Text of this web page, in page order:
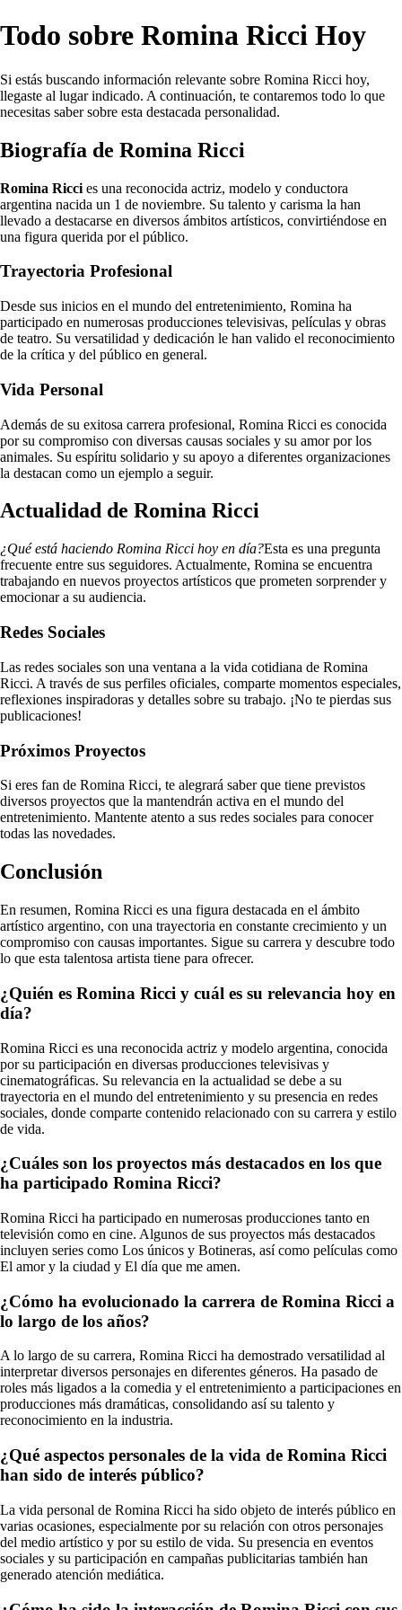
Todo sobre Romina Ricci Hoy
Si estás buscando información relevante sobre Romina Ricci hoy,
llegaste al lugar indicado. A continuación, te contaremos todo lo que
necesitas saber sobre esta destacada personalidad.
Biografía de Romina Ricci
Romina Ricci es una reconocida actriz, modelo y conductora
argentina nacida un 1 de noviembre. Su talento y carisma la han
llevado a destacarse en diversos ámbitos artísticos, convirtiéndose en
una figura querida por el público.
Trayectoria Profesional
Desde sus inicios en el mundo del entretenimiento, Romina ha
participado en numerosas producciones televisivas, películas y obras
de teatro. Su versatilidad y dedicación le han valido el reconocimiento
de la crítica y del público en general.
Vida Personal
Además de su exitosa carrera profesional, Romina Ricci es conocida
por su compromiso con diversas causas sociales y su amor por los
animales. Su espíritu solidario y su apoyo a diferentes organizaciones
la destacan como un ejemplo a seguir.
Actualidad de Romina Ricci
¿Qué está haciendo Romina Ricci hoy en día?Esta es una pregunta
frecuente entre sus seguidores. Actualmente, Romina se encuentra
trabajando en nuevos proyectos artísticos que prometen sorprender y
emocionar a su audiencia.
Redes Sociales
Las redes sociales son una ventana a la vida cotidiana de Romina
Ricci. A través de sus perfiles oficiales, comparte momentos especiales,
reflexiones inspiradoras y detalles sobre su trabajo. ¡No te pierdas sus
publicaciones!
Próximos Proyectos
Si eres fan de Romina Ricci, te alegrará saber que tiene previstos
diversos proyectos que la mantendrán activa en el mundo del
entretenimiento. Mantente atento a sus redes sociales para conocer
todas las novedades.
Conclusión
En resumen, Romina Ricci es una figura destacada en el ámbito
artístico argentino, con una trayectoria en constante crecimiento y un
compromiso con causas importantes. Sigue su carrera y descubre todo
lo que esta talentosa artista tiene para ofrecer.
¿Quién es Romina Ricci y cuál es su relevancia hoy en
día?
Romina Ricci es una reconocida actriz y modelo argentina, conocida
por su participación en diversas producciones televisivas y
cinematográficas. Su relevancia en la actualidad se debe a su
trayectoria en el mundo del entretenimiento y su presencia en redes
sociales, donde comparte contenido relacionado con su carrera y estilo
de vida.
¿Cuáles son los proyectos más destacados en los que
ha participado Romina Ricci?
Romina Ricci ha participado en numerosas producciones tanto en
televisión como en cine. Algunos de sus proyectos más destacados
incluyen series como Los únicos y Botineras, así como películas como
El amor y la ciudad y El día que me amen.
¿Cómo ha evolucionado la carrera de Romina Ricci a
lo largo de los años?
A lo largo de su carrera, Romina Ricci ha demostrado versatilidad al
interpretar diversos personajes en diferentes géneros. Ha pasado de
roles más ligados a la comedia y el entretenimiento a participaciones en
producciones más dramáticas, consolidando así su talento y
reconocimiento en la industria.
¿Qué aspectos personales de la vida de Romina Ricci
han sido de interés público?
La vida personal de Romina Ricci ha sido objeto de interés público en
varias ocasiones, especialmente por su relación con otros personajes
del medio artístico y por su estilo de vida. Su presencia en eventos
sociales y su participación en campañas publicitarias también han
generado atención mediática.